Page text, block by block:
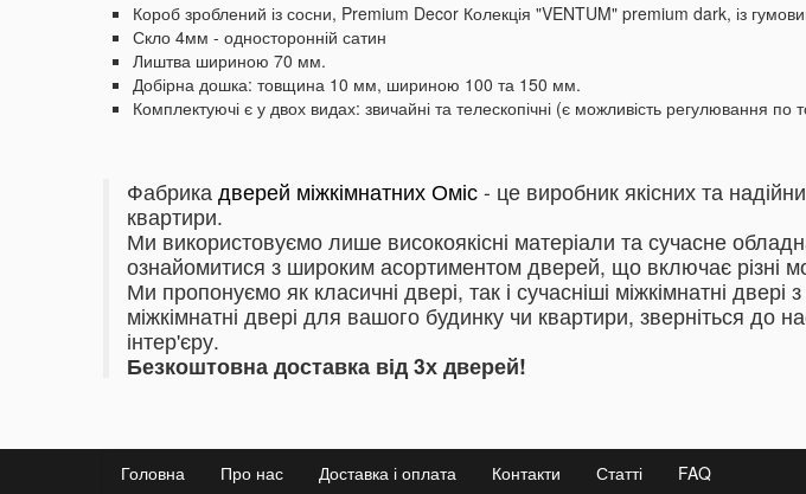
Короб зроблений із сосни, Premium Decor Колекція "VENTUM" premium dark, із
Скло 4мм - односторонній сатин
Лиштва шириною 70 мм.
Добірна дошка: товщина 10 мм, шириною 100 та 150 мм.
Комплектуючі є у двох видах: звичайні та телескопічні (є можливість регулювання по
Фабрика дверей міжкімнатних Оміс - це виробник якісних та
квартири.
Ми використовуємо лише високоякісні матеріали та сучасне
ознайомитися з широким асортиментом дверей, що включає різні
Ми пропонуємо як класичні двері, так і сучасніші міжкімнатні
міжкімнатні двері для вашого будинку чи квартири, зверніться до
інтер'єру.
Безкоштовна доставка від 3х дверей!
Головна Про нас Доставка і оплата Контакти Статті FAQ